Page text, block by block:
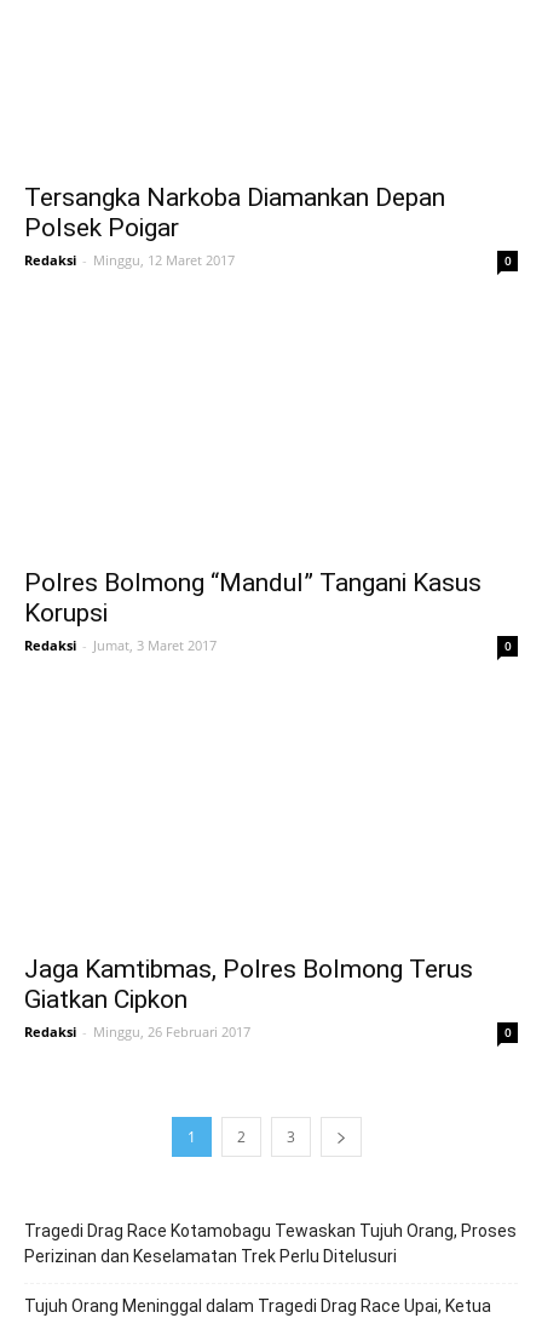
Tersangka Narkoba Diamankan Depan
Polsek Poigar
Redaksi - Minggu, 12 Maret 2017 0
Polres Bolmong “Mandul” Tangani Kasus
Korupsi
Redaksi - Jumat, 3 Maret 2017 0
Jaga Kamtibmas, Polres Bolmong Terus
Giatkan Cipkon
Redaksi - Minggu, 26 Februari 2017 0
1 2 3
Tragedi Drag Race Kotamobagu Tewaskan Tujuh Orang, Proses
Perizinan dan Keselamatan Trek Perlu Ditelusuri
Tujuh Orang Meninggal dalam Tragedi Drag Race Upai, Ketua